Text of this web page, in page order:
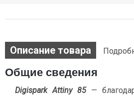
Описание товара
Общие сведения
Digispark Attiny 85—